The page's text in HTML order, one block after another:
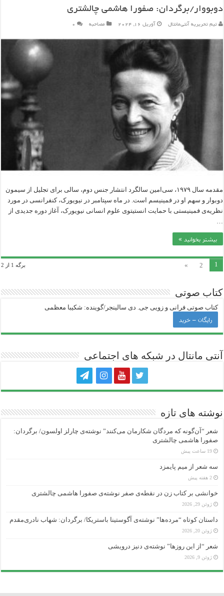
دوبووار/برگردان: صفورا هاشمی چالشتری
تیم تحریریه آنتی‌مانتال آوریل 16, 2024 مصاحبه ۰
مقدمه سال ۱۹۷۹، سی‌امین سالگرد انتشار جنس دوم، سالی برای تجلیل از سیمون
دوبوار و سهم او در فمینیسم است. در ماه سپتامبر در نیویورک، کنفرانسی در مورد
نظریه‌ی فمینیستی با حمایت انستیتوی علوم انسانی نیویورک، آغاز دوره جدیدی از
…
بیشتر بخوانید »
برگه 1 از 2 1
2
»
کتاب صوتی
کتاب صوتی فرانی و زویی جی‌. دی سالینجر/گوینده: شکیبا معظمی
رایگان – خرید
آنتی ‌مانتال در شبکه های اجتماعی
نوشته های تازه
شعر “آن‌گونه که مردگان شکارمان می‌کنند” نوشته‌ی چارلز اولسون/ برگردان:
صفورا هاشمی چالشتری
19 ساعت پیش
سه شعر از میم پایمزد
2 هفته پیش
خوانشی بر کتاب زن در نقطه‌ی صفر نوشته‌ی صفورا هاشمی چالشتری
ژوئن 29, 2026
داستان کوتاه “مرده‌ها” نوشته‌ی آگوستینا باستریکا/ برگردان: شهاب نادری‌مقدم
ژوئن 20, 2026
شعر “از این روزها” نوشته‌ی دنیز درویشی
ژوئن 9, 2026